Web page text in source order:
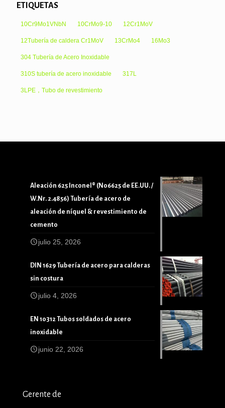
ETIQUETAS
10Cr9Mo1VNbN 10CrMo9-10 12Cr1MoV
12Tubería de caldera Cr1MoV 13CrMo4 16Mo3
304 Tubería de Acero Inoxidable
310S tubería de acero inoxidable 317L
3LPE，Tubo de revestimiento
Aleación 625 Inconel® (N06625 de EE.UU. /
W.Nr. 2.4856) Tubería de acero de
aleación de níquel & revestimiento de
cemento
julio 25, 2026
DIN 1629 Tubería de acero para calderas
sin costura
julio 4, 2026
EN 10312 Tubos soldados de acero
inoxidable
junio 22, 2026
Gerente de